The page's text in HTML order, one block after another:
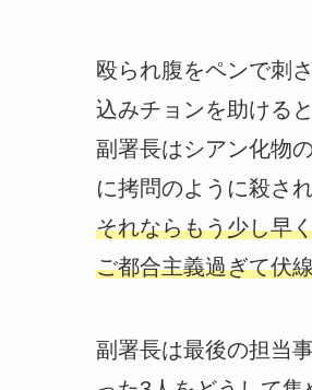
殴られ腹をペンで刺
込みチョンを助ける
副署長はシアン化物
に拷問のように殺さ
それならもう少し早
ご都合主義過ぎて伏
副署長は最後の担当